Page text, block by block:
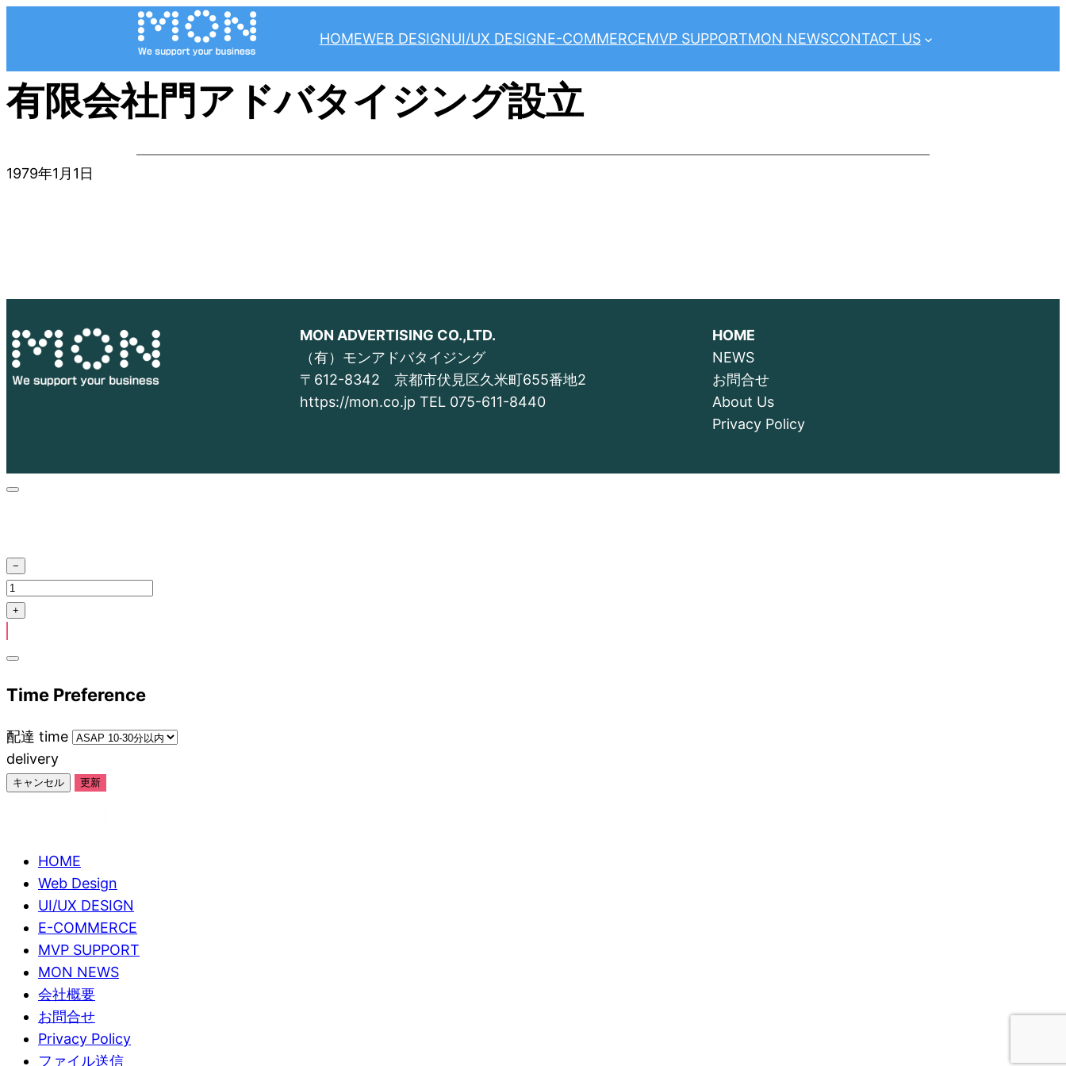
ス
キ
HOMEWEB DESIGNUI/UX DESIGNE-COMMERCEMVP SUPPORTMON NEWSCONTACT US
有限会社門アドバタイジング設立
1979年1月1日
MON ADVERTISING CO.,LTD.
（有）モンアドバタイジング
〒612-8342 京都市伏見区久米町655番地2
https://mon.co.jp TEL 075-611-8440
HOME
NEWS
お問合せ
About Us
Privacy Policy
Time Preference
配達 time
delivery
キャンセル 更新
HOME
Web Design
UI/UX DESIGN
E-COMMERCE
MVP SUPPORT
MON NEWS
会社概要
お問合せ
Privacy Policy
ファイル送信